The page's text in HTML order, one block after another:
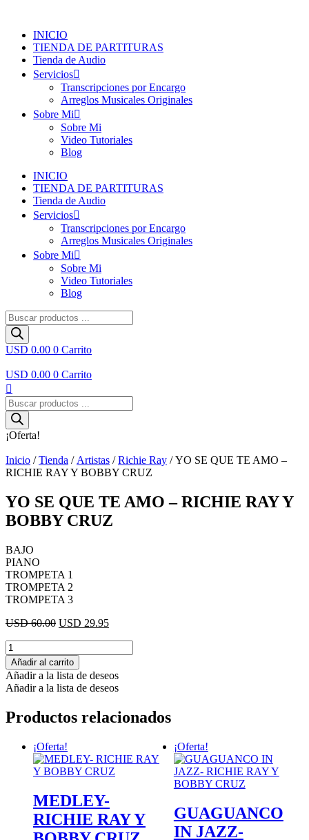
contenidoINICIO
TIENDA DE PARTITURAS
Tienda de Audio
Servicios
Transcripciones por Encargo
Arreglos Musicales Originales
Sobre Mi
Sobre Mi
Video Tutoriales
Blog
INICIO
TIENDA DE PARTITURAS
Tienda de Audio
Servicios
Transcripciones por Encargo
Arreglos Musicales Originales
Sobre Mi
Sobre Mi
Video Tutoriales
Blog
Búsqueda
de
productos
USD 0.00 0 Carrito
USD 0.00 0 Carrito
Búsqueda
de
productos
¡Oferta!
Inicio /Tienda / Artistas /Richie Ray / YO SE QUE TE AMO –
RICHIE RAY Y BOBBY CRUZ
YO SE QUE TE AMO – RICHIE RAY Y
BOBBY CRUZ
BAJO
PIANO
TROMPETA 1
TROMPETA 2
TROMPETA 3
USD 60.00 El
era:
USD
60.00.
USD 29.95El
USD
29.95.
YO
SE
QUE
TE
AMO
RICHIE
BOBBY
CRUZ
Añadir al carrito
Añadir a la lista de deseos
Añadir a la lista de deseos
Productos relacionados
¡Oferta!
MEDLEY-
RICHIE RAY Y
¡Oferta!
GUAGUANCO
IN JAZZ-